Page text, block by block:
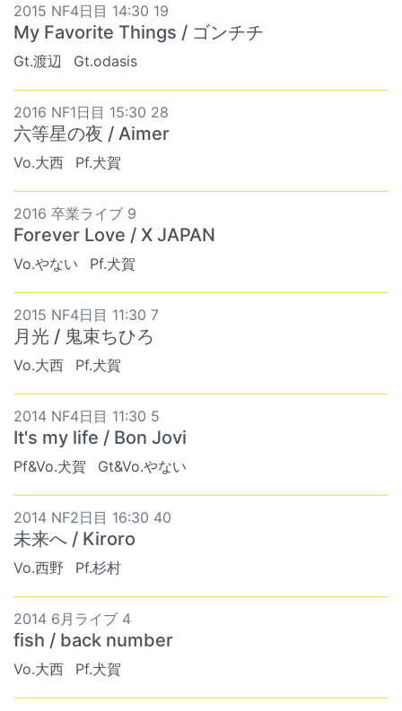
2015 NF4日目 14:30 19
My Favorite Things / ゴンチチ
Gt.渡辺 Gt.odasis
2016 NF1日目 15:30 28
六等星の夜 / Aimer
Vo.大西 Pf.犬賀
2016 卒業ライブ 9
Forever Love / X JAPAN
Vo.やない Pf.犬賀
2015 NF4日目 11:30 7
月光 / 鬼束ちひろ
Vo.大西 Pf.犬賀
2014 NF4日目 11:30 5
It's my life / Bon Jovi
Pf&Vo.犬賀 Gt&Vo.やない
2014 NF2日目 16:30 40
未来へ / Kiroro
Vo.西野 Pf.杉村
2014 6月ライブ 4
fish / back number
Vo.大西 Pf.犬賀